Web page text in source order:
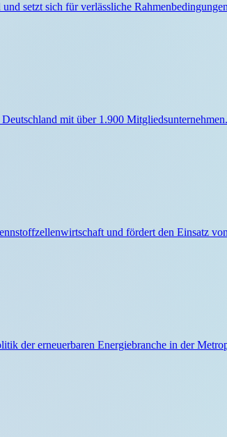
setzt sich für verlässliche
mit über 1.900 Mitgliedsunternehmen.
und fördert den Einsatz
der erneuerbaren Energiebranche in der